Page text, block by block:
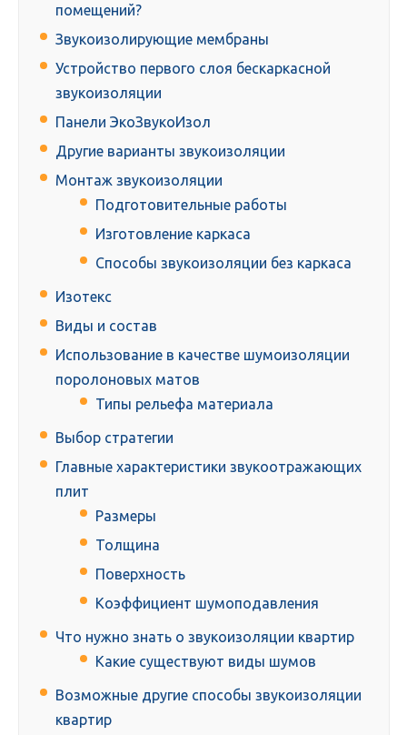
помещений?
Звукоизолирующие мембраны
Устройство первого слоя бескаркасной
звукоизоляции
Панели ЭкоЗвукоИзол
Другие варианты звукоизоляции
Монтаж звукоизоляции
Подготовительные работы
Изготовление каркаса
Способы звукоизоляции без каркаса
Изотекс
Виды и состав
Использование в качестве шумоизоляции
поролоновых матов
Типы рельефа материала
Выбор стратегии
Главные характеристики звукоотражающих
плит
Размеры
Толщина
Поверхность
Коэффициент шумоподавления
Что нужно знать о звукоизоляции квартир
Какие существуют виды шумов
Возможные другие способы звукоизоляции
квартир